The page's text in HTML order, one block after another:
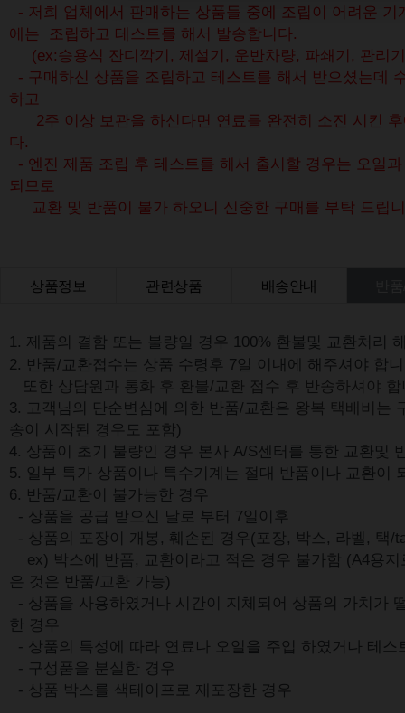
- 저희 업체에서 판매하는 상품들 중에 조립이 어려운
에는 조립하고 테스트를 해서 발송합니다.
(ex:승용식 잔디깍기, 제설기, 운반차량, 파쇄기, 관리
- 구매하신 상품을 조립하고 테스트를 해서 받으셨는데
하고
2주 이상 보관을 하신다면 연료를 완전히 소진 시킨 후
다.
- 엔진 제품 조립 후 테스트를 해서 출시할 경우는 오일
되므로
교환 및 반품이 불가 하오니 신중한 구매를 부탁 드립
상품정보 관련상품 배송안내
1. 제품의 결함 또는 불량일 경우 100% 환불및 교환처리
2. 반품/교환접수는 상품 수령후 7일 이내에 해주셔야 합
또한 상담원과 통화 후 환불/교환 접수 후 반송하셔야
3. 고객님의 단순변심에 의한 반품/교환은 왕복 택배비는
송이 시작된 경우도 포함)
4. 상품이 초기 불량인 경우 본사 A/S센터를 통한 교환및
5. 일부 특가 상품이나 특수기계는 절대 반품이나 교환이
6. 반품/교환이 불가능한 경우
- 상품을 공급 받으신 날로 부터 7일이후
- 상품의 포장이 개봉, 훼손된 경우(포장, 박스, 라벨, 택/
ex) 박스에 반품, 교환이라고 적은 경우 불가함 (A4용지
은 것은 반품/교환 가능)
- 상품을 사용하였거나 시간이 지체되어 상품의 가치가
한 경우
- 상품의 특성에 따라 연료나 오일을 주입 하였거나 테스
- 구성품을 분실한 경우
- 상품 박스를 색테이프로 재포장한 경우